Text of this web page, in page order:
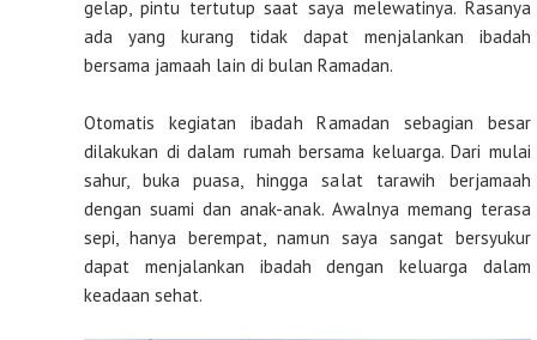
gelap, pintu tertutup saat saya melewatinya. Rasanya
ada yang kurang tidak dapat menjalankan ibadah
bersama jamaah lain di bulan Ramadan.
Otomatis kegiatan ibadah Ramadan sebagian besar
dilakukan di dalam rumah bersama keluarga. Dari mulai
sahur, buka puasa, hingga salat tarawih berjamaah
dengan suami dan anak-anak. Awalnya memang terasa
sepi, hanya berempat, namun saya sangat bersyukur
dapat menjalankan ibadah dengan keluarga dalam
keadaan sehat.